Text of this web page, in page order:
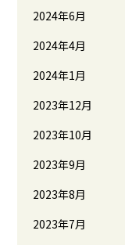
2024年6月
2024年4月
2024年1月
2023年12月
2023年10月
2023年9月
2023年8月
2023年7月